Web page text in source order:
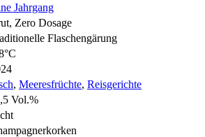
Jahrgang
Zero Dosage
Flaschengärung
, Meeresfrüchte, Reisgerichte
Vol.%